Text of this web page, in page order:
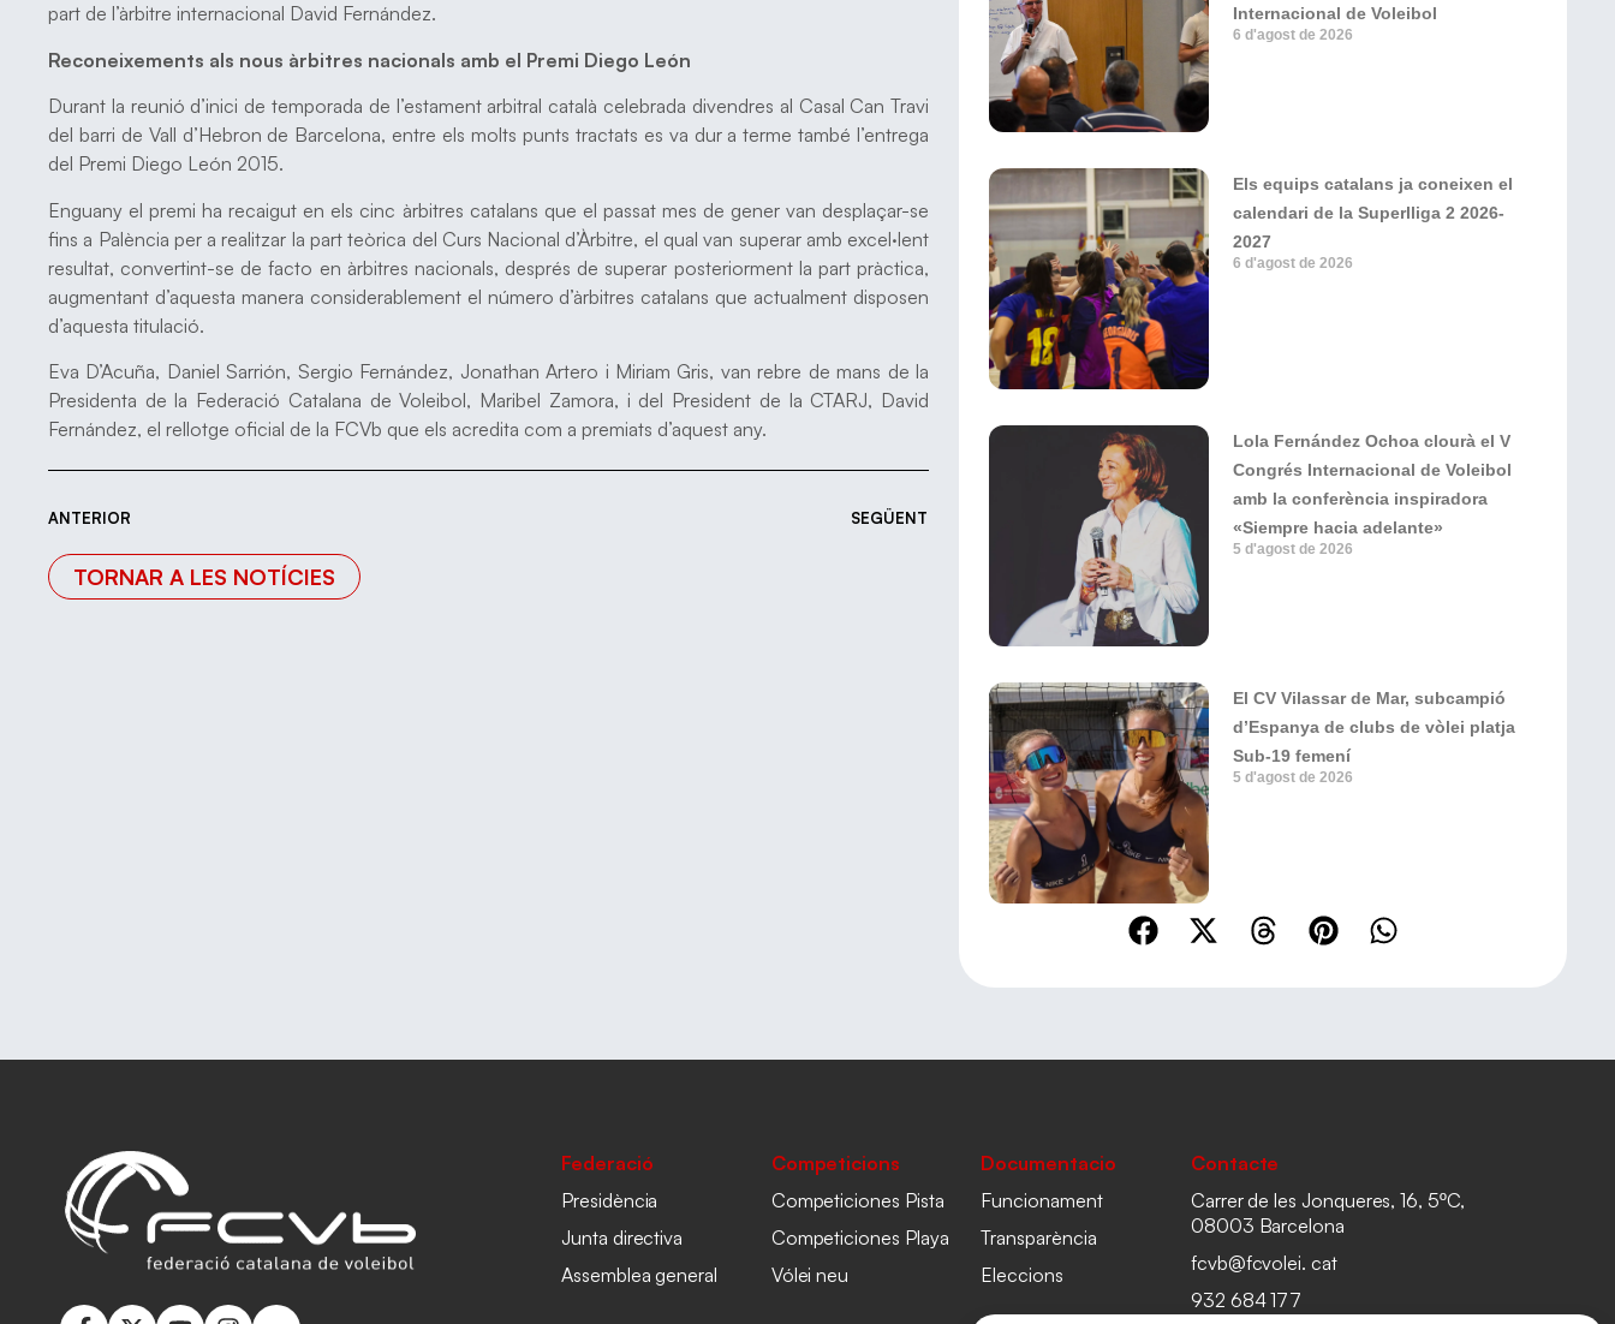
part de l’àrbitre internacional David Fernández.
Reconeixements als nous àrbitres nacionals amb el Premi Diego León
Durant la reunió d’inici de temporada de l’estament arbitral català celebrada divendres al Casal Can Travi
del barri de Vall d’Hebron de Barcelona, entre els molts punts tractats es va dur a terme també l’entrega
del Premi Diego León 2015.
Enguany el premi ha recaigut en els cinc àrbitres catalans que el passat mes de gener van desplaçar-se
fins a Palència per a realitzar la part teòrica del Curs Nacional d’Àrbitre, el qual van superar amb excel·lent
resultat, convertint-se de facto en àrbitres nacionals, després de superar posteriorment la part pràctica,
augmentant d’aquesta manera considerablement el número d’àrbitres catalans que actualment disposen
d’aquesta titulació.
Eva D’Acuña, Daniel Sarrión, Sergio Fernández, Jonathan Artero i Miriam Gris, van rebre de mans de la
Presidenta de la Federació Catalana de Voleibol, Maribel Zamora, i del President de la CTARJ, David
Fernández, el rellotge oficial de la FCVb que els acredita com a premiats d’aquest any.
ANTERIOR SEGÜENT
TORNAR A LES NOTÍCIES
Internacional de Voleibol
6 d'agost de 2026
Els equips catalans ja coneixen el
calendari de la Superlliga 2 2026-
2027
6 d'agost de 2026
Lola Fernández Ochoa clourà el V
Congrés Internacional de Voleibol
amb la conferència inspiradora
«Siempre hacia adelante»
5 d'agost de 2026
El CV Vilassar de Mar, subcampió
d’Espanya de clubs de vòlei platja
Sub-19 femení
5 d'agost de 2026
Federació
Presidència
Junta directiva
Assemblea general
Competicions
Competiciones Pista
Competiciones Playa
Vólei neu
Documentacio
Funcionament
Transparència
Eleccions
Contacte
Carrer de les Jonqueres, 16, 5ºC,
08003 Barcelona
fcvb@fcvolei. cat
932 684 177